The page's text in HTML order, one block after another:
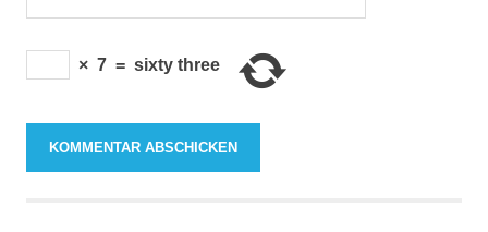
× 7 = sixty three